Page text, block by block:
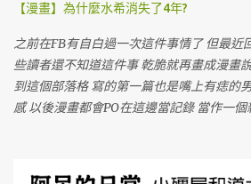
【漫畫】為什麼水希消失了4年?
之前在FB有自白過一次這件事情了 但最近
些讀者還不知道這件事 乾脆就再畫成漫畫
到這個部落格 寫的第一篇也是嘴上有痣的
感 以後漫畫都會PO在這邊當記錄 當作一